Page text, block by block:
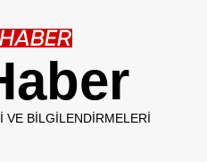
VE BILGILENDIRMELERI